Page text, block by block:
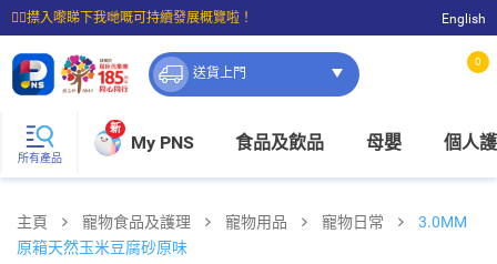
☝🏼㩒入嚟睇下我哋嘅可持續發展概覽啦！
⭐購物滿$399即享免費送貨；滿$100即可免費店取。
English
送貨上門
0
所有產品
新
My PNS 食品及飲品 母嬰 個人
主頁 寵物食品及護理 寵物用品 寵物日常
3.0MM
原箱天然玉米豆腐砂原味